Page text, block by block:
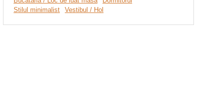
Stilul minimalist
Vestibul / Hol